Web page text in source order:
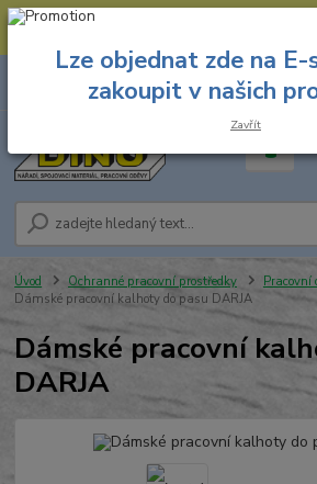
--- Spojovací materiál: 774 431 045 ---
8.00 hod. - 16.00 hod.
Úvod Ochranné pracovní prostředky Pracovní
Dámské pracovní kalhoty do pasu DARJA
Dámské pracovní
DARJA
Lze objednat zde na
zakoupit v našich
Zavřít